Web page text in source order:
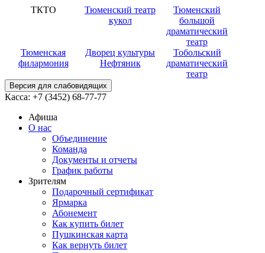
ТКТО
Тюменский театр
кукол
Тюменский
большой
драматический
театр
Тюменская
филармония
Дворец культуры
Нефтяник
Тобольский
драматический
театр
Версия для слабовидящих
Касса: +7 (3452) 68-77-77
Афиша
О нас
Объединение
Команда
Документы и отчеты
График работы
Зрителям
Подарочный сертификат
Ярмарка
Абонемент
Как купить билет
Пушкинская карта
Как вернуть билет